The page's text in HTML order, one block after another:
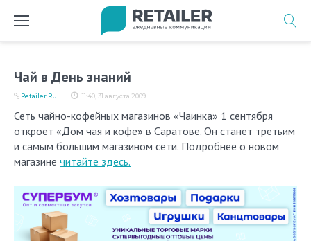
Чай в День знаний
11:40, 31 августа 2009
Retailer.RU
Сеть чайно-кофейных магазинов «Чаинка» 1 сентября
откроет «Дом чая и кофе» в Саратове. Он станет третьим
и самым большим магазином сети. Подробнее о новом
магазине читайте здесь.